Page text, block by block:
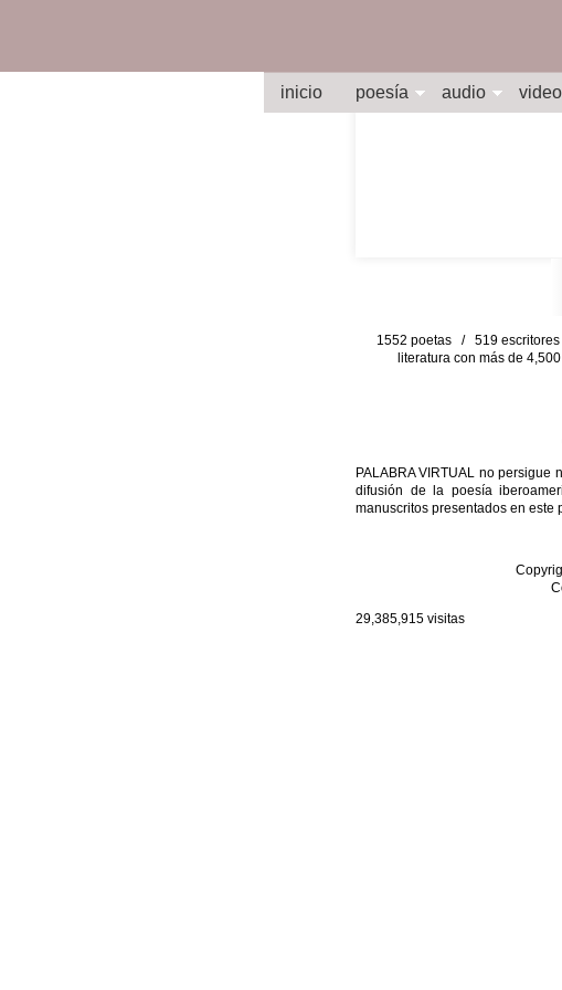
inicio poesía audio video
1552 poetas / 519
literatura con más de
PALABRA VIRTUAL no
difusión de la poesía
manuscritos presentados en este
29,385,915 visitas